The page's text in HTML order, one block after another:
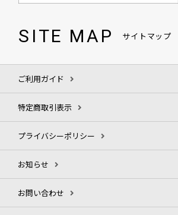
SITE MAP サイトマップ
ご利用ガイド
特定商取引表示
プライバシーポリシー
お知らせ
お問い合わせ